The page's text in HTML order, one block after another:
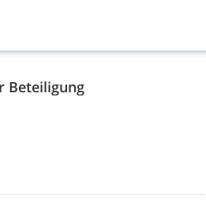
Beteiligung